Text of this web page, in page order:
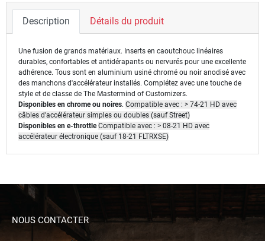
Description Détails du produit
Une fusion de grands matériaux. Inserts en caoutchouc linéaires
durables, confortables et antidérapants ou nervurés pour une excellente
adhérence. Tous sont en aluminium usiné chromé ou noir anodisé avec
des manchons d'accélérateur installés. Complétez avec une touche de
style et de classe de The Mastermind of Customizers.
Disponibles en chrome ou noires. Compatible avec : > 74-21 HD avec
câbles d'accélérateur simples ou doubles (sauf Street)
Disponibles en e-throttle Compatible avec : > 08-21 HD avec
accélérateur électronique (sauf 18-21 FLTRXSE)
NOUS CONTACTER